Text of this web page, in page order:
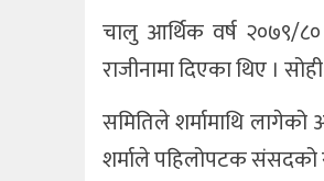
चालु आर्थिक वर्ष २०७९/
राजीनामा दिएका थिए ।
समितिले शर्मामाथि लागेको
शर्माले पहिलोपटक संसदको